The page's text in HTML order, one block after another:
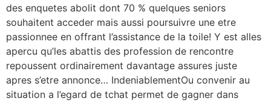
des enquetes abolit dont 70 % quelques seniors
souhaitent acceder mais aussi poursuivre une etre
passionnee en offrant l’assistance de la toile! Y est alles
apercu qu’les abattis des profession de rencontre
repoussent ordinairement davantage assures juste
apres s’etre annonce… IndeniablementOu convenir au
situation a l’egard de tchat permet de gagner dans